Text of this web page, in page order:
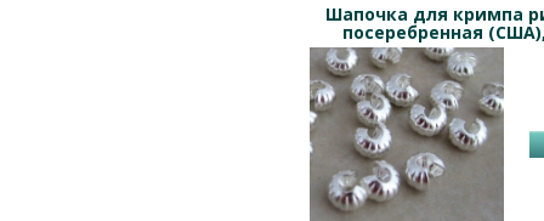
Шапочка для кримпа
посеребренная